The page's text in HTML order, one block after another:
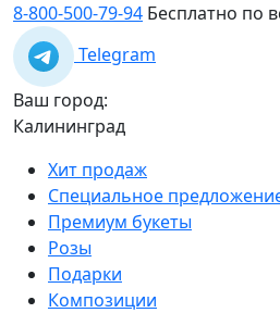
8-800-500-79-94 Бесплатно по
Telegram
Ваш город:
Калининград
Хит продаж
Специальное
Премиум букеты
Розы
Подарки
Композиции